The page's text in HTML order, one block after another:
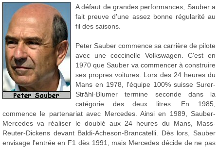
A défaut de grandes performances, Sauber a
fait preuve d'une assez bonne régularité au
fil des saisons.
Peter Sauber commence sa carrière de pilote
avec une coccinelle Volkswagen. C'est en
1970 que Sauber va commencer à construire
ses propres voitures. Lors des 24 heures du
Mans en 1978, l'équipe 100% suisse Surer-
Strähl-Blumer termine seconde dans la
catégorie des deux litres. En 1985,
commence le partenariat avec Mercedes. Ainsi en 1989, Sauber-
Mercedes va réaliser le doublé aux 24 heures du Mans, Mass-
Reuter-Dickens devant Baldi-Acheson-Brancatelli. Dès lors, Sauber
envisage l'entrée en F1 dès 1991, mais Mercedes décide de ne pas